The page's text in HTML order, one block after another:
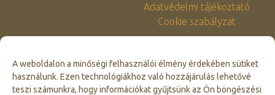
A weboldalon a minőségi felhasználói élmény érdekében sütiket
használunk. Ezen technológiákhoz való hozzájárulás lehetővé
teszi számunkra, hogy információkat gyűjtsünk az Ön böngészési
Adatvédelmi tájékoztató
Cookie szabályzat